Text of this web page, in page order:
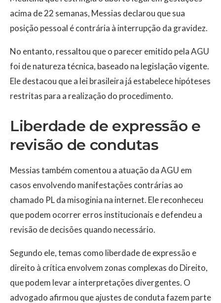
acima de 22 semanas, Messias declarou que sua
posição pessoal é contrária à interrupção da gravidez.
No entanto, ressaltou que o parecer emitido pela AGU
foi de natureza técnica, baseado na legislação vigente.
Ele destacou que a lei brasileira já estabelece hipóteses
restritas para a realização do procedimento.
Liberdade de expressão e
revisão de condutas
Messias também comentou a atuação da AGU em
casos envolvendo manifestações contrárias ao
chamado PL da misoginia na internet. Ele reconheceu
que podem ocorrer erros institucionais e defendeu a
revisão de decisões quando necessário.
Segundo ele, temas como liberdade de expressão e
direito à crítica envolvem zonas complexas do Direito,
que podem levar a interpretações divergentes. O
advogado afirmou que ajustes de conduta fazem parte